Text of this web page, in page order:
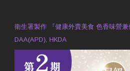
衛生署製作 『健康外賣美食 色香味營
DAA(APD), HKDA